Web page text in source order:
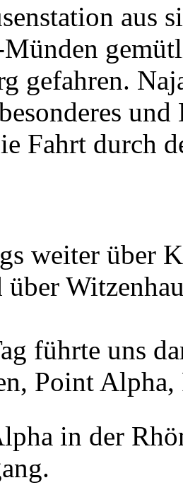
aus
gefahren.
Fahrt durch
weiter über
führte uns
Point
in der